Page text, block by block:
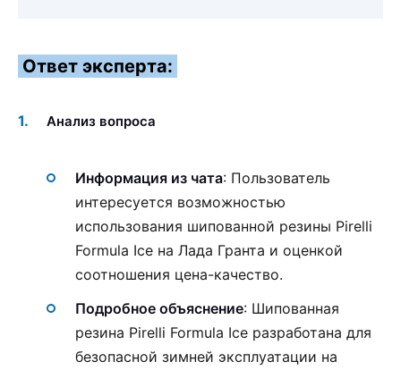
Ответ эксперта:
Анализ вопроса
Информация из чата: Пользователь
интересуется возможностью
использования шипованной резины Pirelli
Formula Ice на Лада Гранта и оценкой
соотношения цена-качество.
Подробное объяснение: Шипованная
резина Pirelli Formula Ice разработана для
безопасной зимней эксплуатации на